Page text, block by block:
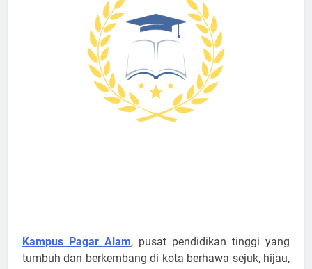
Kampus Pagar Alam, pusat pendidikan tinggi yang
tumbuh dan berkembang di kota berhawa sejuk, hijau,